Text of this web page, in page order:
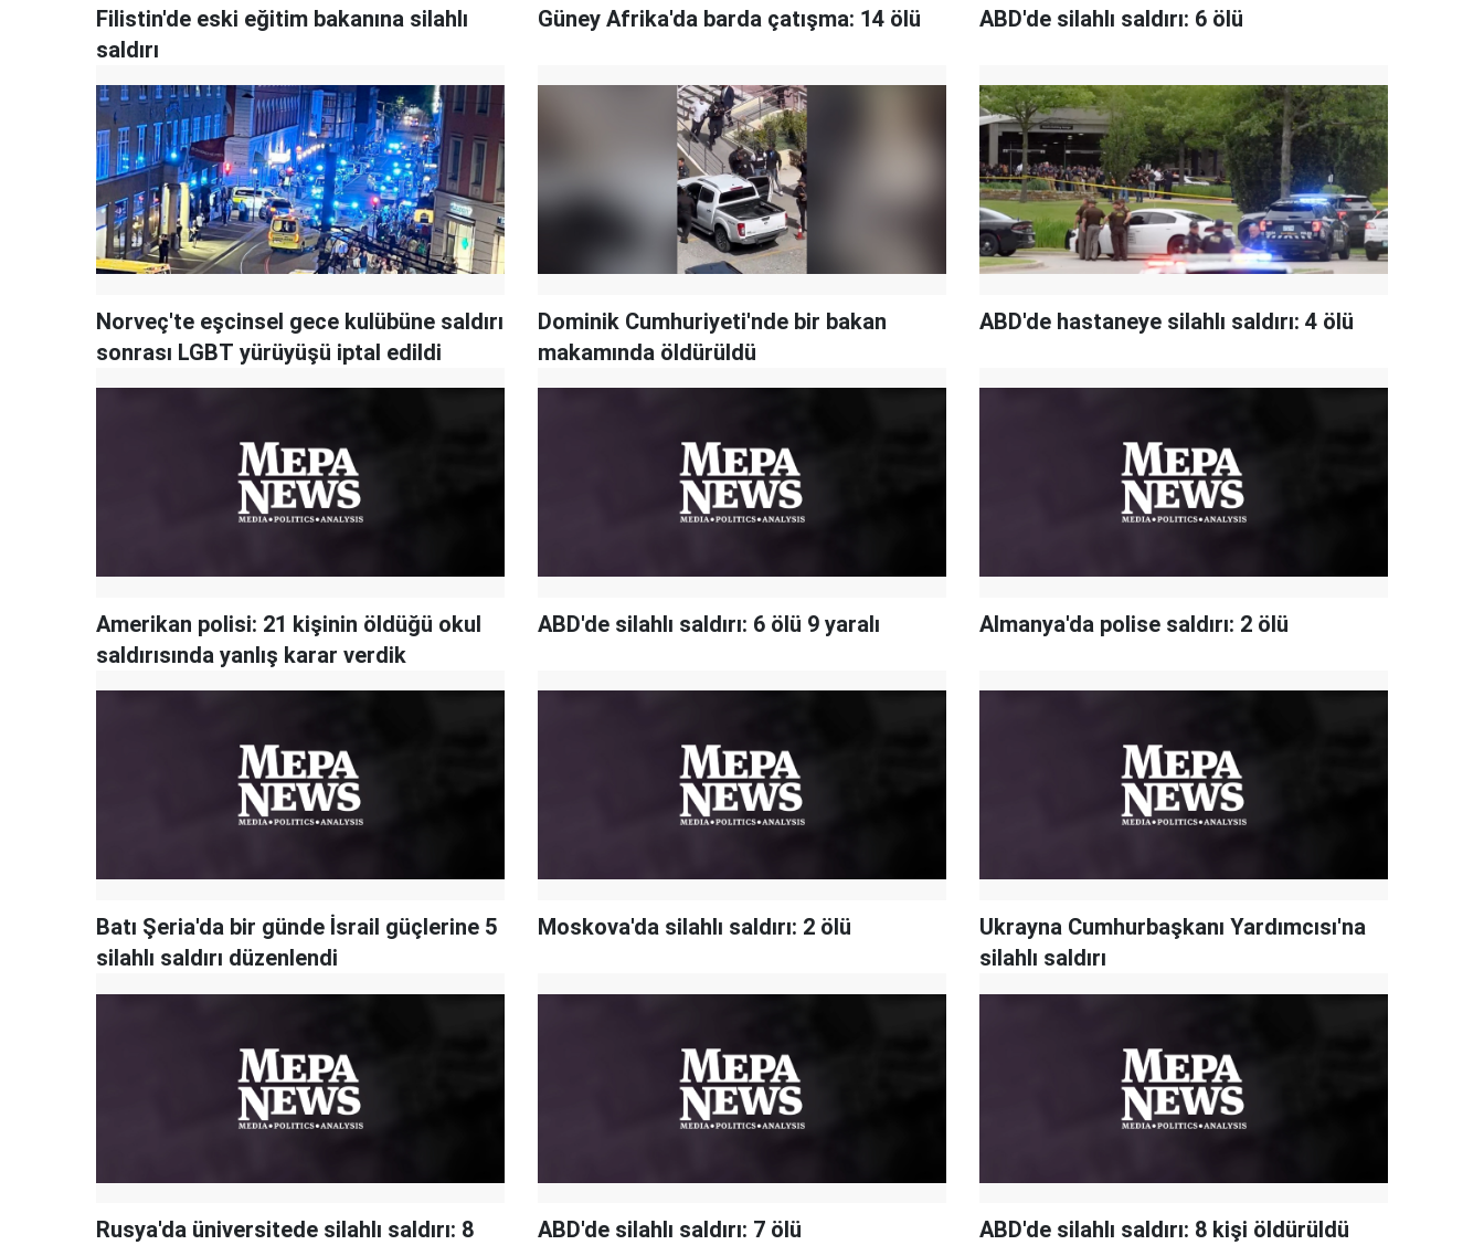
Filistin'de eski eğitim bakanına silahlı
saldırı
Güney Afrika'da barda çatışma: 14 ölü ABD'de silahlı saldırı: 6 ölü
Norveç'te eşcinsel gece kulübüne saldırı
sonrası LGBT yürüyüşü iptal edildi
Dominik Cumhuriyeti'nde bir bakan
makamında öldürüldü
ABD'de hastaneye silahlı saldırı: 4 ölü
Amerikan polisi: 21 kişinin öldüğü okul
saldırısında yanlış karar verdik
ABD'de silahlı saldırı: 6 ölü 9 yaralı Almanya'da polise saldırı: 2 ölü
Batı Şeria'da bir günde İsrail güçlerine 5
silahlı saldırı düzenlendi
Moskova'da silahlı saldırı: 2 ölü
Ukrayna Cumhurbaşkanı Yardımcısı'na
silahlı saldırı
Rusya'da üniversitede silahlı saldırı: 8
ABD'de silahlı saldırı: 7 ölü ABD'de silahlı saldırı: 8 kişi öldürüldü